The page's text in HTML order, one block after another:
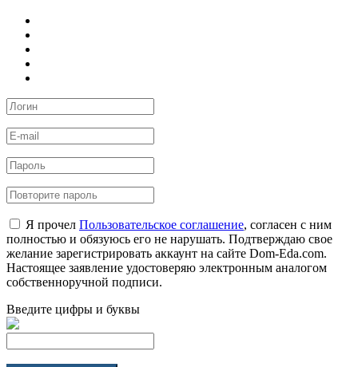
Я прочел Пользовательское соглашение, согласен с ним
полностью и обязуюсь его не нарушать. Подтверждаю свое
желание зарегистрировать аккаунт на сайте Dom-Eda.com.
Настоящее заявление удостоверяю электронным аналогом
собственноручной подписи.
Введите цифры и буквы